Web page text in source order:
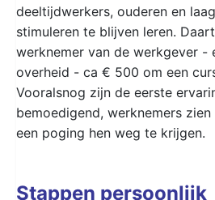
deeltijdwerkers, ouderen en
stimuleren te blijven leren.
werknemer van de werkgever -
overheid - ca € 500 om een
Vooralsnog zijn de eerste
bemoedigend, werknemers
een poging hen weg te krijgen.
Stappen persoonlijk